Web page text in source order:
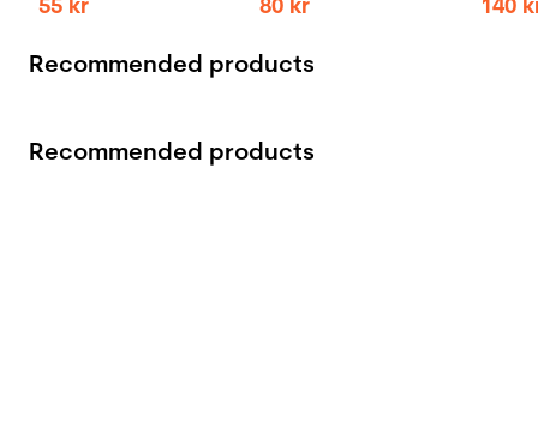
55 kr 80 kr 140
Recommended products
Recommended products